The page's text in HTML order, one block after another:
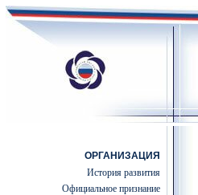
ОРГАНИЗАЦИЯ
История развития
Официальное признание